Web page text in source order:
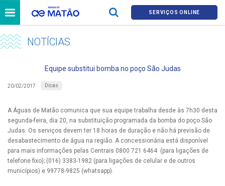
SERVIÇOS ONLINE
NOTÍCIAS
Equipe substitui bomba no poço São Judas
20/02/2017 Dicas
A Águas de Matão comunica que sua equipe trabalha desde às 7h30 desta
segunda-feira, dia 20, na substituição programada da bomba do poço São
Judas. Os serviços devem ter 18 horas de duração e não há previsão de
desabastecimento de água na região. A concessionária está disponível
para mais informações pelas Centrais 0800 721 6464 (para ligações de
telefone fixo); (016) 3383-1982 (para ligações de celular e de outros
municípios) e 99778-9825 (whatsapp).